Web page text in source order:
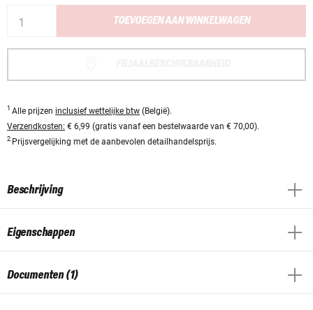
TOEVOEGEN AAN WINKELWAGEN
1 Alle prijzen inclusief wettelijke btw (België).
Verzendkosten: € 6,99 (gratis vanaf een bestelwaarde van € 70,00).
2 Prijsvergelijking met de aanbevolen detailhandelsprijs.
Beschrijving
Eigenschappen
Documenten (1)